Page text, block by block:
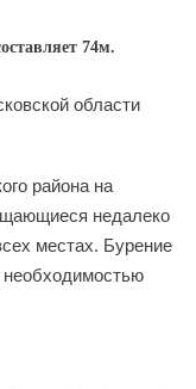
74м.
области
района на
недалеко
местах. Бурение
необходимостью